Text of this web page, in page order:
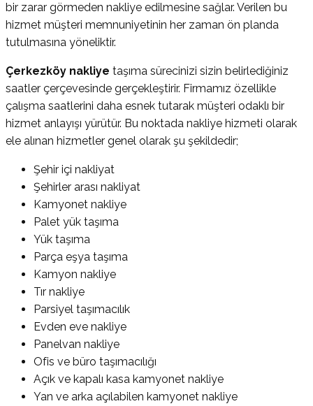
bir zarar görmeden nakliye edilmesine sağlar. Verilen bu
hizmet müşteri memnuniyetinin her zaman ön planda
tutulmasına yöneliktir.
Çerkezköy nakliye taşıma sürecinizi sizin belirlediğiniz
saatler çerçevesinde gerçekleştirir. Firmamız özellikle
çalışma saatlerini daha esnek tutarak müşteri odaklı bir
hizmet anlayışı yürütür. Bu noktada nakliye hizmeti olarak
ele alınan hizmetler genel olarak şu şekildedir;
Şehir içi nakliyat
Şehirler arası nakliyat
Kamyonet nakliye
Palet yük taşıma
Yük taşıma
Parça eşya taşıma
Kamyon nakliye
Tır nakliye
Parsiyel taşımacılık
Evden eve nakliye
Panelvan nakliye
Ofis ve büro taşımacılığı
Açık ve kapalı kasa kamyonet nakliye
Yan ve arka açılabilen kamyonet nakliye